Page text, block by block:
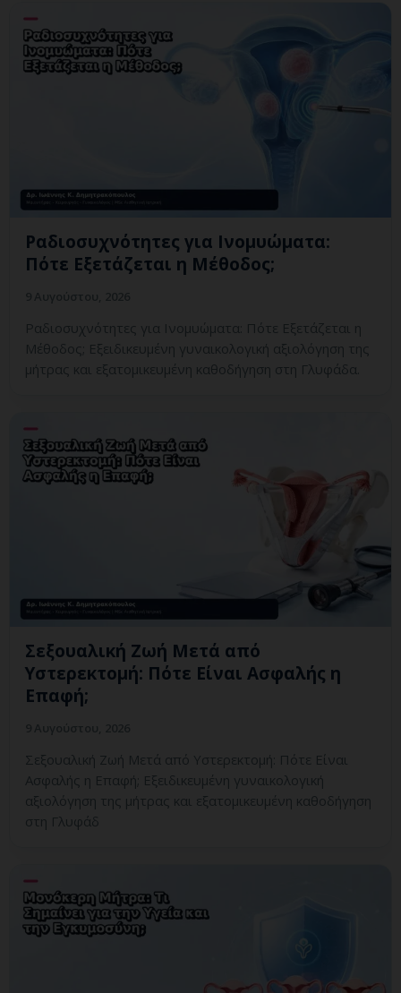
Ραδιοσυχνότητες για Ινομυώματα:
Πότε Εξετάζεται η Μέθοδος;
Ραδιοσυχνότητες για Ινομυώματα: Πότε Εξετάζεται η
Μέθοδος; Εξειδικευμένη γυναικολογική αξιολόγηση της
μήτρας και εξατομικευμένη καθοδήγηση στη Γλυφάδα.
Σεξουαλική Ζωή Μετά από
Υστερεκτομή: Πότε Είναι Ασφαλής η
Επαφή;
Σεξουαλική Ζωή Μετά από Υστερεκτομή: Πότε Είναι
Ασφαλής η Επαφή; Εξειδικευμένη γυναικολογική
αξιολόγηση της μήτρας και εξατομικευμένη καθοδήγηση
στη Γλυφάδ